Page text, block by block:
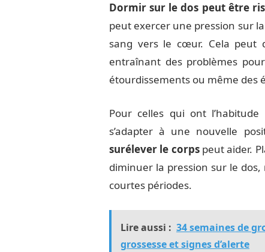
Dormir sur le dos peut être
peut exercer une pression sur
sang vers le cœur. Cela peut
entraînant des problèmes
étourdissements ou même des
Pour celles qui ont
s’adapter à une nouvelle
surélever le corpspeut aider.
diminuer la pression sur le
courtes périodes.
Lire aussi : 34 semaines de
grossesse et signes d’alerte